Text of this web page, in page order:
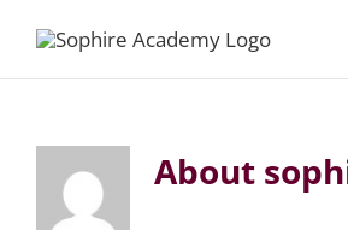
content
About